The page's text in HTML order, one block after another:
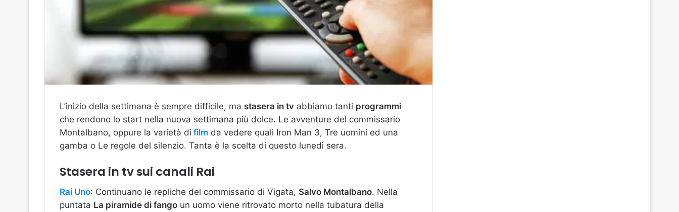
L’inizio della settimana è sempre difficile, ma stasera in tv abbiamo tanti programmi
che rendono lo start nella nuova settimana più dolce. Le avventure del commissario
Montalbano, oppure la varietà di film da vedere quali Iron Man 3, Tre uomini ed una
gamba o Le regole del silenzio. Tanta è la scelta di questo lunedì sera.
Stasera in tv sui canali Rai
Rai Uno: Continuano le repliche del commissario di Vigata, Salvo Montalbano. Nella
puntata La piramide di fango un uomo viene ritrovato morto nella tubatura della